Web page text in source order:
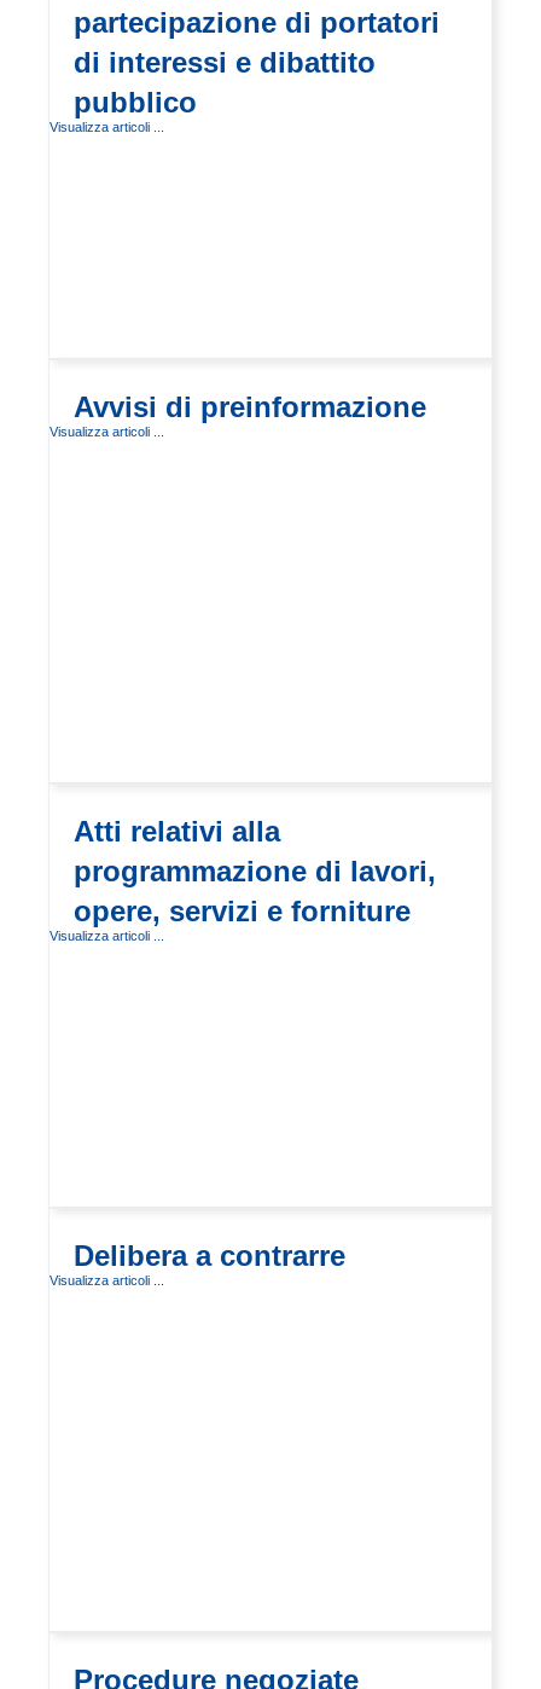
partecipazione di portatori
di interessi e dibattito
pubblico
Visualizza articoli ...
Avvisi di preinformazione
Visualizza articoli ...
Atti relativi alla
programmazione di lavori,
opere, servizi e forniture
Visualizza articoli ...
Delibera a contrarre
Visualizza articoli ...
Procedure negoziate